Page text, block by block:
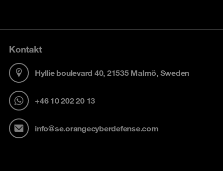
Kontakt
Hyllie boulevard 40, 21535 Malmö, Sweden
+46 10 202 20 13
info@se.orangecyberdefense.com